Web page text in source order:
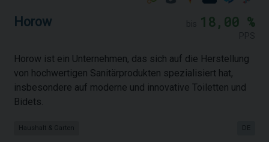
Horow 18,00 %
Horow ist ein Unternehmen, das sich auf die Herstellung
von hochwertigen Sanitärprodukten spezialisiert hat,
insbesondere auf moderne und innovative Toiletten und
Bidets.
Haushalt & Garten DE